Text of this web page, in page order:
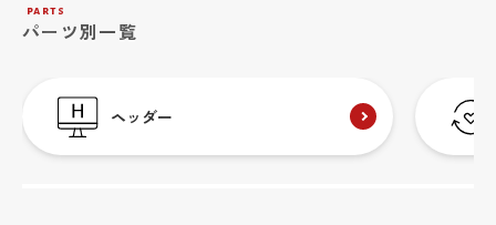
parts
パーツ別一覧
ヘッダー